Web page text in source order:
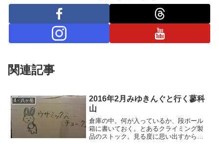
関連記事
4・八ヶ岳
2016年2月みゆきんぐと行く蓼科
山
倉庫の中。何が入っているか、段ボール
箱に書いておく。とあるクライミング製
品のストック。見る度に思い出すから、